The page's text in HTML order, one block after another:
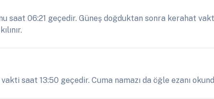
saat 06:21 geçedir. Güneş doğduktan sonra kerahat
saat 13:50 geçedir. Cuma namazı da öğle ezanı